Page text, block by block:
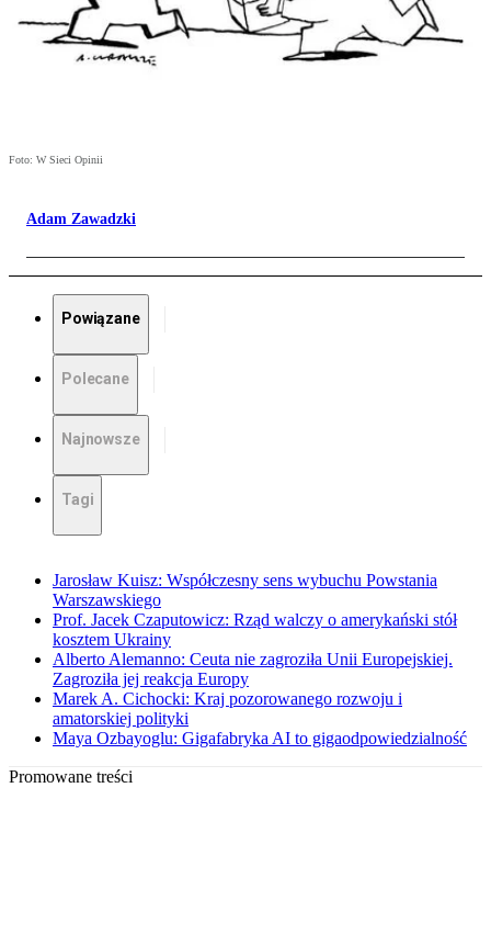
Foto: W Sieci Opinii
Adam Zawadzki
Powiązane
Polecane
Najnowsze
Tagi
Jarosław Kuisz: Współczesny sens wybuchu Powstania
Warszawskiego
Prof. Jacek Czaputowicz: Rząd walczy o amerykański stół
kosztem Ukrainy
Alberto Alemanno: Ceuta nie zagroziła Unii Europejskiej.
Zagroziła jej reakcja Europy
Marek A. Cichocki: Kraj pozorowanego rozwoju i
amatorskiej polityki
Maya Ozbayoglu: Gigafabryka AI to gigaodpowiedzialność
Promowane treści